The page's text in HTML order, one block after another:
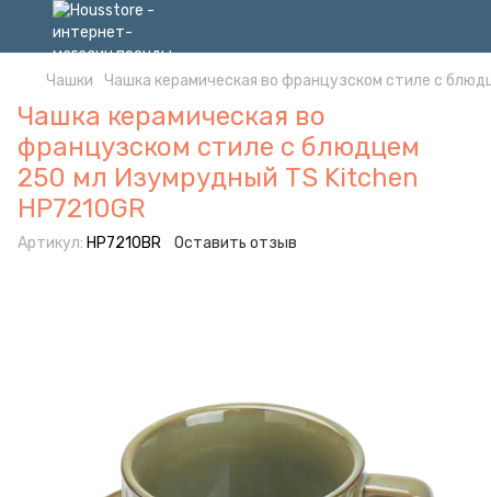
Чашки Чашка керамическая во французском стиле с
Чашка керамическая во
французском стиле с блюдцем
250 мл Изумрудный TS Kitchen
HP7210GR
Артикул: HP7210BR Оставить отзыв